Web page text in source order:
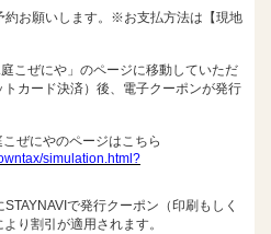
約お願いします。※お支払方法は【現地
こぜにや」のページに移動していただ
カード決済）後、電子クーポンが発行
ぜにやのページはこちら
simulation.html?
で発行クーポン（印刷もしく
り割引が適用されます。